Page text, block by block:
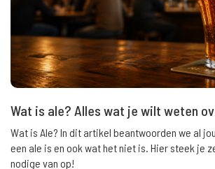
Wat is ale? Alles wat je wilt weten
Wat is Ale? In dit artikel beantwoorden we al
een ale is en ook wat het niet is. Hier steek je
nodige van op!